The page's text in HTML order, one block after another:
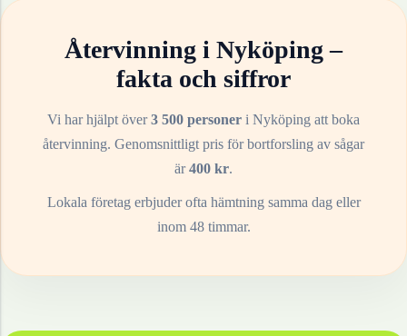
Återvinning i Nyköping–
fakta och siffror
Vi har hjälpt över3 500 personer i Nyköping att boka
återvinning. Genomsnittligt pris för bortforsling av sågar
är400 kr.
Lokala företag erbjuder ofta hämtning samma dag eller
inom 48 timmar.